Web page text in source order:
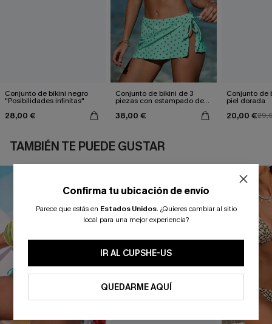
Conjunto de bikini negro
"Posibilidades infinitas"
28,00 €
Conjunto de bikini de 3
piezas con estampado de
38,00 €
Conjunto de
piel dorada
20,00 €
TAMBIÉN TE PUEDE GUSTAR
Confirma tu ubicación de envío
Parece que estás en Estados Unidos. ¿Quieres cambiar al sitio
local para una mejor experiencia?
IR AL CUPSHE-US
QUEDARME AQUÍ